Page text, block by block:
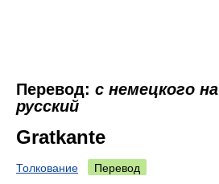
Перевод: с немецкого на
русский
Gratkante
Толкование Перевод